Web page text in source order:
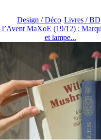
Design / Déco Livres / BD
l’Avent MaXoE (19/12) :
et lampe...